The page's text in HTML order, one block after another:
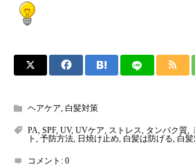
ヘアケア, 白髪対策
PA, SPF, UV, UVケア, ストレス, タンパク質,
ト , 予防方法, 日焼け止め, 白髪は防げる, 白
コメント: 0